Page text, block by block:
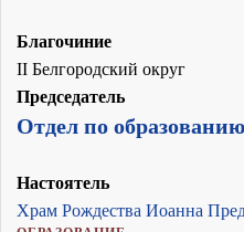
Благочиние
II Белгородский округ
Председатель
Отдел по
Настоятель
Храм Рождества Иоанна